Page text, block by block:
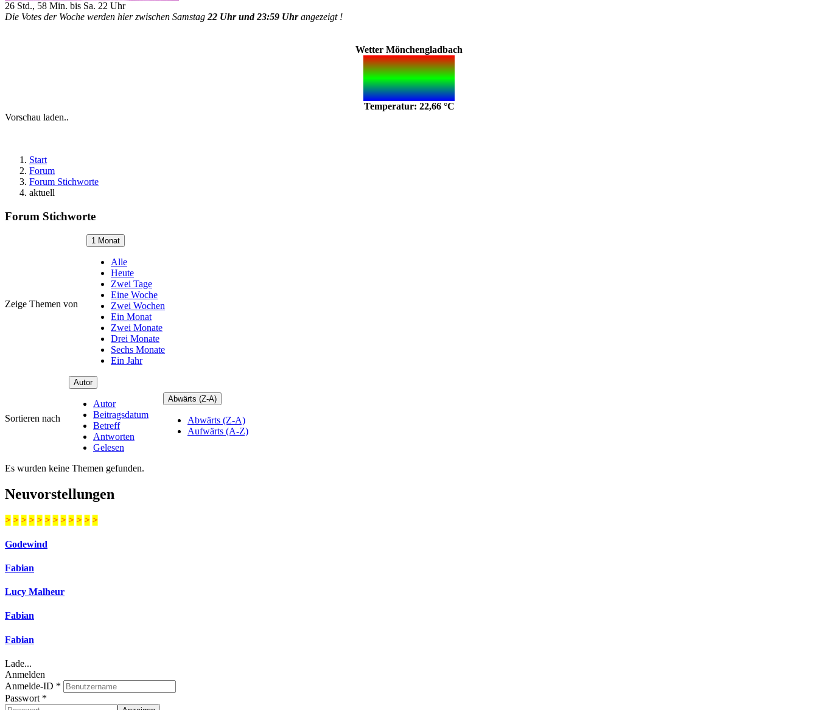
26 Std., 58 Min. bis Sa. 22 Uhr
Die Votes der Woche werden hier zwischen Samstag 22 Uhr und 23:59 Uhrangezeigt !
Wetter Mönchengladbach
Temperatur: 22,66 °C
Vorschau laden..
Start
Forum
Forum Stichworte
aktuell
Forum Stichworte
Zeige Themen von
1 Monat
Alle
Heute
Zwei Tage
Eine Woche
Zwei Wochen
Ein Monat
Zwei Monate
Drei Monate
Sechs Monate
Ein Jahr
Sortieren nach
Autor
Autor
Beitragsdatum
Betreff
Antworten
Gelesen
Abwärts (Z-A)
Abwärts (Z-A)
Aufwärts (A-Z)
Es wurden keine Themen gefunden.
Neuvorstellungen
> > > > > > > > > > > >
Godewind
Fabian
Lucy Malheur
Fabian
Fabian
Lade...
Anmelden
Anmelde-ID *
Passwort *